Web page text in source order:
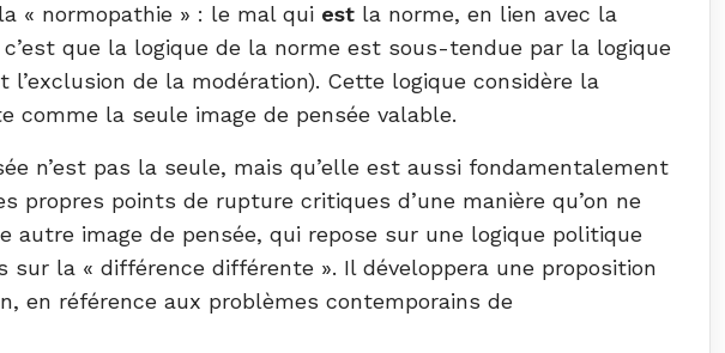
« normopathie » : le mal qui est la norme, en lien avec la
que la logique de la norme est sous-tendue par la logique
de la modération). Cette logique considère la
comme la seule image de pensée valable.
n’est pas la seule, mais qu’elle est aussi fondamentalement
points de rupture critiques d’une manière qu’on ne
autre image de pensée, qui repose sur une logique politique
la « différence différente ». Il développera une proposition
en référence aux problèmes contemporains de